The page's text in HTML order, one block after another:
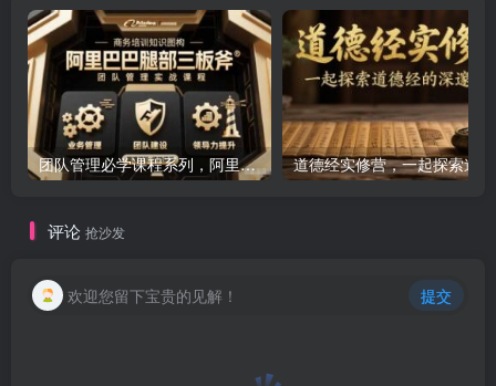
团队管理必学课程系列，阿里巴巴“腿部三板斧”
评论 抢沙发
欢迎您留下宝贵的见解！ 提交